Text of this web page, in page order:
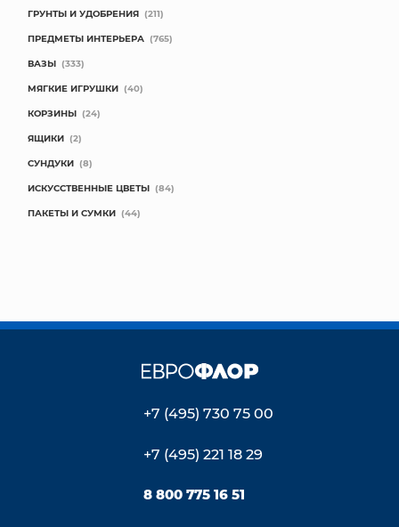
ГРУНТЫ И УДОБРЕНИЯ (211)
ПРЕДМЕТЫ ИНТЕРЬЕРА (765)
ВАЗЫ (333)
МЯГКИЕ ИГРУШКИ (40)
КОРЗИНЫ (24)
ЯЩИКИ (2)
СУНДУКИ (8)
ИСКУССТВЕННЫЕ ЦВЕТЫ (84)
ПАКЕТЫ И СУМКИ (44)
+7 (495) 730 75 00
+7 (495) 221 18 29
8 800 775 16 51